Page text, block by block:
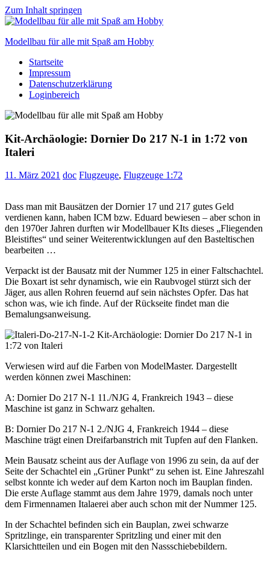
Zum Inhalt springen
Modellbau für alle mit Spaß am Hobby
Scale
modelling
to
Startseite
Impressum
Datenschutzerklärung
Loginbereich
Kit-Archäologie: Dornier Do 217 N-1 in 1:72 von
Italeri
11. März 2021 doc Flugzeuge, Flugzeuge 1:72
Dass man mit Bausätzen der Dornier 17 und 217 gutes Geld
verdienen kann, haben ICM bzw. Eduard bewiesen – aber schon in
den 1970er Jahren durften wir Modellbauer KIts dieses „Fliegenden
Bleistiftes“ und seiner Weiterentwicklungen auf den Basteltischen
bearbeiten …
Verpackt ist der Bausatz mit der Nummer 125 in einer Faltschachtel.
Die Boxart ist sehr dynamisch, wie ein Raubvogel stürzt sich der
Jäger, aus allen Rohren feuernd auf sein nächstes Opfer. Das hat
schon was, wie ich finde. Auf der Rückseite findet man die
Bemalungsanweisung.
Verwiesen wird auf die Farben von ModelMaster. Dargestellt
werden können zwei Maschinen:
A: Dornier Do 217 N-1 11./NJG 4, Frankreich 1943 – diese
Maschine ist ganz in Schwarz gehalten.
B: Dornier Do 217 N-1 2./NJG 4, Frankreich 1944 – diese
Maschine trägt einen Dreifarbanstrich mit Tupfen auf den Flanken.
Mein Bausatz scheint aus der Auflage von 1996 zu sein, da auf der
Seite der Schachtel ein „Grüner Punkt“ zu sehen ist. Eine Jahreszahl
selbst konnte ich weder auf dem Karton noch im Bauplan finden.
Die erste Auflage stammt aus dem Jahre 1979, damals noch unter
dem Firmennamen Italaerei aber auch schon mit der Nummer 125.
In der Schachtel befinden sich ein Bauplan, zwei schwarze
Spritzlinge, ein transparenter Spritzling und einer mit den
Klarsichtteilen und ein Bogen mit den Nassschiebebildern.